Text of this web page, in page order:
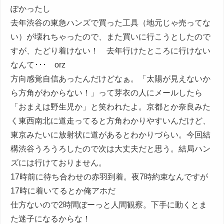
ぽかったし
去年渋谷の東急ハンズで買った工具（地元じゃ売ってな
い）が壊れちゃったので、また買いに行こうとしたので
すが、たどり着けない！ 去年行けたところに行けない
なんて･･･ orz
方向感覚自信あったんだけどなぁ。「太陽が見えないか
ら方角がわからない！」って芽衣の人にメールしたら
「おまえは野生児か」と笑われたよ。京都とか奈良みた
く東西南北に道走ってると方角わかりやすいんだけど、
東京みたいに放射状に道があるとわかりづらい。今回結
構渋谷うろうろしたので次は大丈夫だと思う。結局ハン
ズには行けておりません。
17時前に待ち合わせの赤羽到着。夜7時約束なんですが
17時に着いてるとか俺アホだ
仕方ないので2時間ぼーっと人間観察。下手に動くとま
た迷子になるからな！